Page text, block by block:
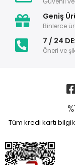
Geniş
Binlerce
7 / 24
Öneri ve
Tüm kredi kartı